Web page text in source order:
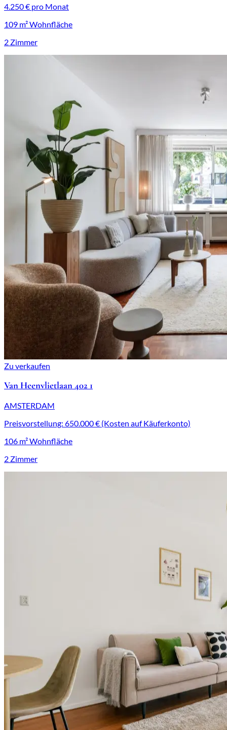
4.250 € pro Monat
109 m² Wohnfläche
2 Zimmer
Zu verkaufen
Van Heenvlietlaan 402 1
AMSTERDAM
Preisvorstellung: 650.000 € (Kosten auf Käuferkonto)
106 m² Wohnfläche
2 Zimmer